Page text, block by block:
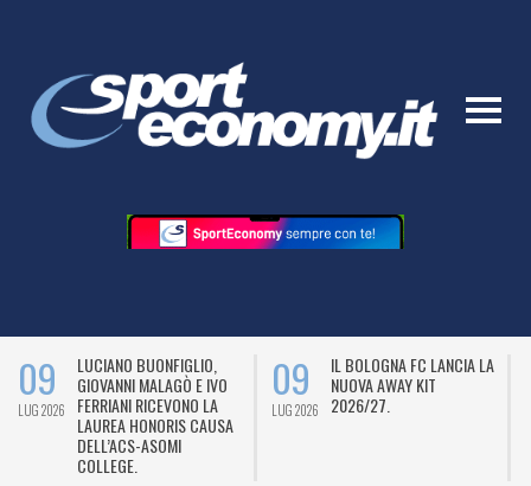
09
LUG 2026
LUCIANO BUONFIGLIO,
GIOVANNI MALAGÒ E IVO
FERRIANI RICEVONO LA
LAUREA HONORIS CAUSA
DELL’ACS-ASOMI
COLLEGE.
09
LUG 2026
IL BOLOGNA FC LANCIA LA
NUOVA AWAY KIT
2026/27.